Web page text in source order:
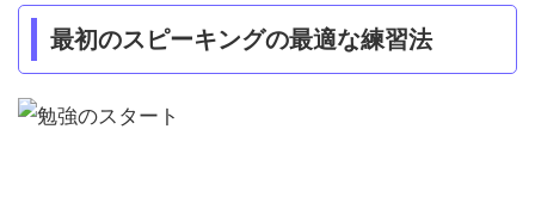
最初のスピーキングの最適な練習法